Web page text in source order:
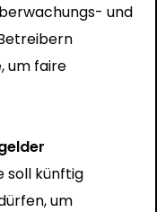
und
um faire
soll künftig
um